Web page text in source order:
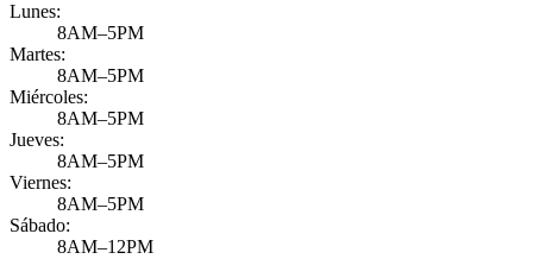
Lunes:
8AM–5PM
Martes:
8AM–5PM
Miércoles:
8AM–5PM
Jueves:
8AM–5PM
Viernes:
8AM–5PM
Sábado:
8AM–12PM